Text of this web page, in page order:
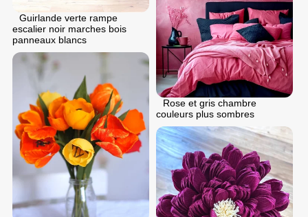
Guirlande verte rampe
escalier noir marches bois
panneaux blancs
Rose et gris chambre
couleurs plus sombres